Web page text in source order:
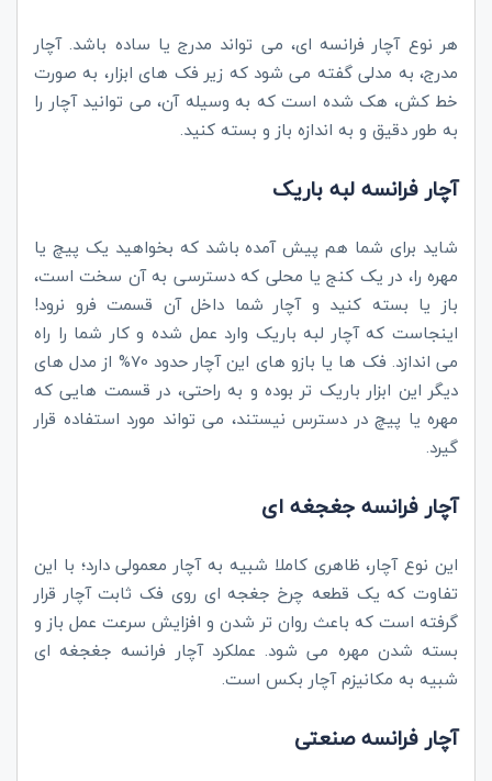
هر نوع آچار فرانسه ای، می تواند مدرج یا ساده باشد. آچار
مدرج، به مدلی گفته می شود که زیر فک های ابزار، به صورت
خط کش، هک شده است که به وسیله آن، می توانید آچار را
به طور دقیق و به اندازه باز و بسته کنید.
آچار فرانسه لبه باریک
شاید برای شما هم پیش آمده باشد که بخواهید یک پیچ یا
مهره را، در یک کنج یا محلی که دسترسی به آن سخت است،
باز یا بسته کنید و آچار شما داخل آن قسمت فرو نرود!
اینجاست که آچار لبه باریک وارد عمل شده و کار شما را راه
می اندازد. فک ها یا بازو های این آچار حدود 70% از مدل های
دیگر این ابزار باریک تر بوده و به راحتی، در قسمت هایی که
مهره یا پیچ در دسترس نیستند، می تواند مورد استفاده قرار
گیرد.
آچار فرانسه جغجغه ای
این نوع آچار، ظاهری کاملا شبیه به آچار معمولی دارد؛ با این
تفاوت که یک قطعه چرخ جغجه ای روی فک ثابت آچار قرار
گرفته است که باعث روان تر شدن و افزایش سرعت عمل باز و
بسته شدن مهره می شود. عملکرد آچار فرانسه جغجغه ای
شبیه به مکانیزم آچار بکس است.
آچار فرانسه صنعتی